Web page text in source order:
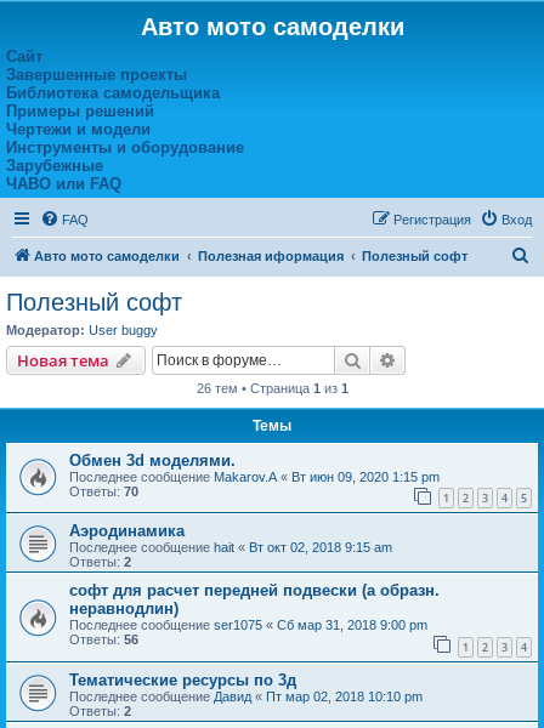
Авто мото самоделки
Сайт
Завершенные проекты
Библиотека самодельщика
Примеры решений
Чертежи и модели
Инструменты и оборудование
Зарубежные
ЧАВО или FAQ
FAQ Вход
Регистрация
Авто мото самоделки Полезная иформация Полезный софт
Полезный софт
Модератор: User buggy
Новая тема Поиск
26 тем • Страница 1 из 1
Темы
Обмен 3d моделями.
Последнее сообщение Makarov.A « Вт июн 09, 2020 1:15 pm
Ответы: 70 1 2 3 4 5
Аэродинамика
Последнее сообщение hait « Вт окт 02, 2018 9:15 am
Ответы: 2
софт для расчет передней подвески (а образн.
неравнодлин)
Последнее сообщение ser1075 « Сб мар 31, 2018 9:00 pm
Ответы: 56 1 2 3 4
Тематические ресурсы по 3д
Последнее сообщение Давид « Пт мар 02, 2018 10:10 pm
Ответы: 2